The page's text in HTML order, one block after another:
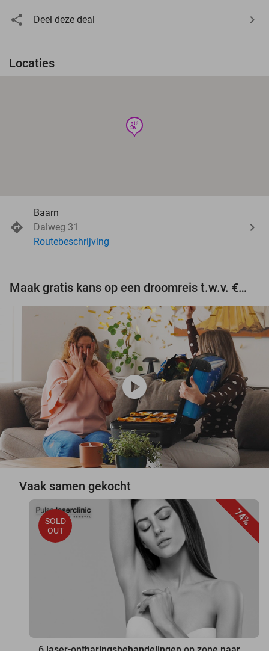
Deel deze deal
Locaties
wellness
Baarn
Dalweg 31
Routebeschrijving
Maak gratis kans op een droomreis t.w.v. €3.000!
play_circle
Vaak samen gekocht
74%
SOLD
OUT